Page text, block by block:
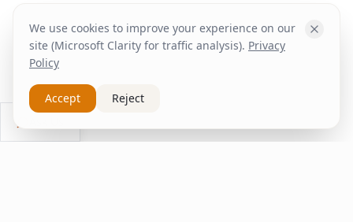
We use cookies to improve your experience on our
site (Microsoft Clarity for traffic analysis). Privacy
Policy
Accept Reject